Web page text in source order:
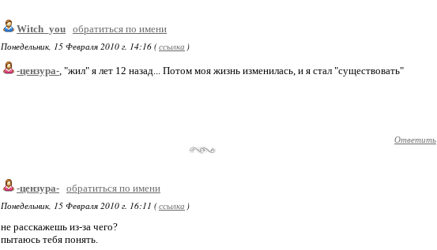
Witch_you обратиться по имени
Понедельник, 15 Февраля 2010 г. 14:16 (ссылка )
-цензура-, "жил" я лет 12 назад... Потом моя жизнь изменилась, и я стал "существовать"
Ответить
-цензура- обратиться по имени
Понедельник, 15 Февраля 2010 г. 16:11 (ссылка )
не расскажешь из-за чего?
пытаюсь тебя понять.